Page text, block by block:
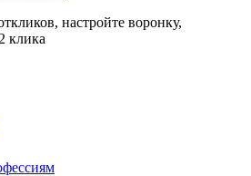
настройте воронку,
клика